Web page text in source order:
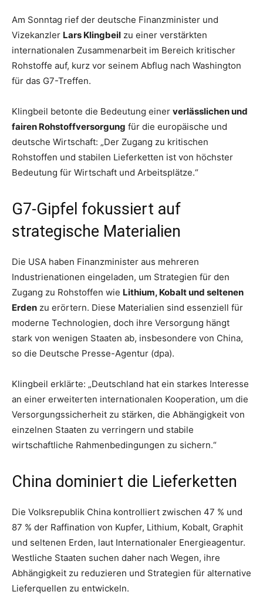
Am Sonntag rief der deutsche Finanzminister und
Vizekanzler Lars Klingbeil zu einer verstärkten
internationalen Zusammenarbeit im Bereich kritischer
Rohstoffe auf, kurz vor seinem Abflug nach Washington
für das G7-Treffen.
Klingbeil betonte die Bedeutung einer verlässlichen und
fairen Rohstoffversorgung für die europäische und
deutsche Wirtschaft: „Der Zugang zu kritischen
Rohstoffen und stabilen Lieferketten ist von höchster
Bedeutung für Wirtschaft und Arbeitsplätze.“
G7-Gipfel fokussiert auf
strategische Materialien
Die USA haben Finanzminister aus mehreren
Industrienationen eingeladen, um Strategien für den
Zugang zu Rohstoffen wie Lithium, Kobalt und seltenen
Erden zu erörtern. Diese Materialien sind essenziell für
moderne Technologien, doch ihre Versorgung hängt
stark von wenigen Staaten ab, insbesondere von China,
so die Deutsche Presse-Agentur (dpa).
Klingbeil erklärte: „Deutschland hat ein starkes Interesse
an einer erweiterten internationalen Kooperation, um die
Versorgungssicherheit zu stärken, die Abhängigkeit von
einzelnen Staaten zu verringern und stabile
wirtschaftliche Rahmenbedingungen zu sichern.“
China dominiert die Lieferketten
Die Volksrepublik China kontrolliert zwischen 47 % und
87 % der Raffination von Kupfer, Lithium, Kobalt, Graphit
und seltenen Erden, laut Internationaler Energieagentur.
Westliche Staaten suchen daher nach Wegen, ihre
Abhängigkeit zu reduzieren und Strategien für alternative
Lieferquellen zu entwickeln.